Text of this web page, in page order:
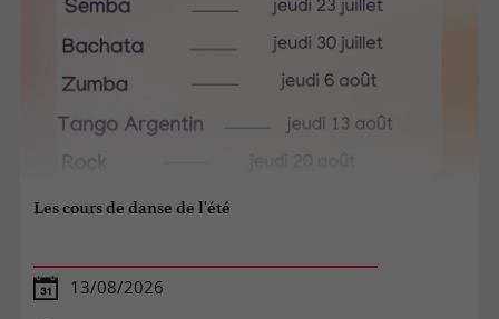
Les cours de danse de l'été
13/08/2026